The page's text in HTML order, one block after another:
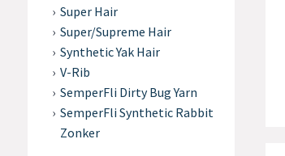
Super Hair
Super/Supreme Hair
Synthetic Yak Hair
V-Rib
SemperFli Dirty Bug Yarn
SemperFli Synthetic Rabbit
Zonker